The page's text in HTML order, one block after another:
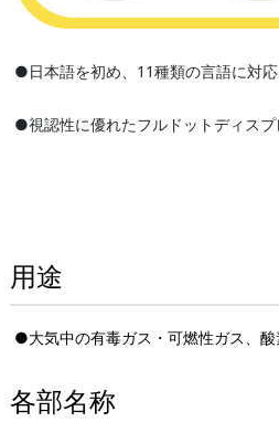
●日本語を初め、11種類の言語に対
●視認性に優れたフルドットディスプ
用途
●大気中の有毒ガス・可燃性ガス、酸
各部名称